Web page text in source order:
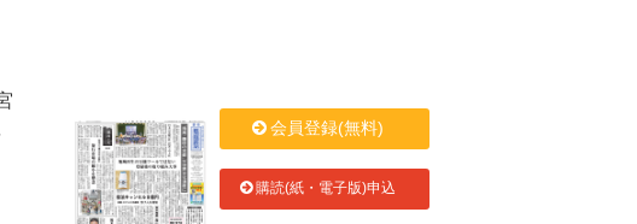
会員登録(無料)
購読(紙・電子版)申込